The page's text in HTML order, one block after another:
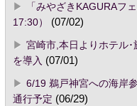
「みやざきKAGURAフ
17:30）
(07/02)
宮崎市,本日よりホテル
を導入 (07/01)
6/19 鵜戸神宮への海岸
通行予定 (06/29)